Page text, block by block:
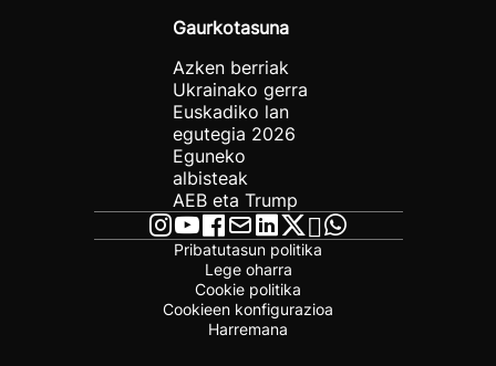
Gaurkotasuna
Azken berriak
Ukrainako gerra
Euskadiko lan
egutegia 2026
Eguneko
albisteak
AEB eta Trump
Pribatutasun politika
Lege oharra
Cookie politika
Cookieen konfigurazioa
Harremana